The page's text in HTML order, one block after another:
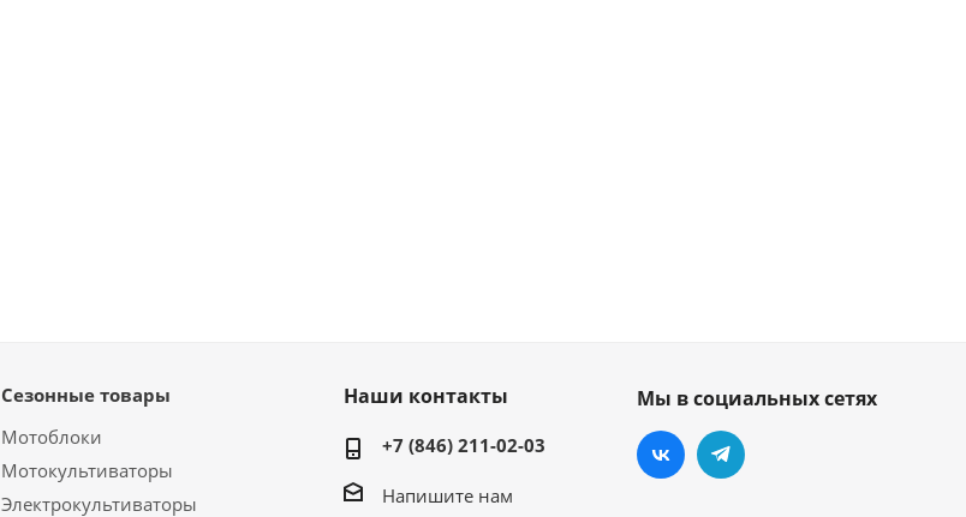
Сезонные товары
Мотоблоки
Мотокультиваторы
Электрокультиваторы
Наши контакты
+7 (846) 211-02-03
Напишите нам
Мы в социальных сетях